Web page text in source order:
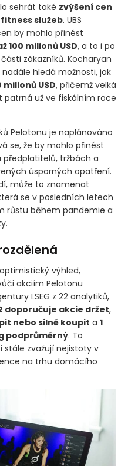
sehrát také zvýšení cen
služeb. UBS
by mohlo přinést
100 milionů USD, a to i po
zákazníků. Kocharyan
hledá možnosti, jak
USD, přičemž velká
už ve fiskálním roce
Pelotonu je naplánováno
se, že by mohlo přinést
tržbách a
úsporných opatření.
může to znamenat
se v posledních letech
růstu během pandemie a
výhled,
akciím Pelotonu
LSEG z 22 analytiků,
doporučuje akcie držet,
nebo silně koupit a 1
podprůměrný. To
stále zvažují nejistoty v
na trhu domácího